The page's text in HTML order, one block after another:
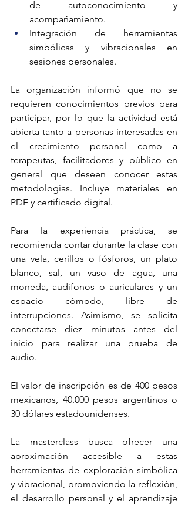
de autoconocimiento y
acompañamiento.
Integración de herramientas
simbólicas y vibracionales en
sesiones personales.
La organización informó que no se
requieren conocimientos previos para
participar, por lo que la actividad está
abierta tanto a personas interesadas en
el crecimiento personal como a
terapeutas, facilitadores y público en
general que deseen conocer estas
metodologías. Incluye materiales en
PDF y certificado digital.
Para la experiencia práctica, se
recomienda contar durante la clase con
una vela, cerillos o fósforos, un plato
blanco, sal, un vaso de agua, una
moneda, audífonos o auriculares y un
espacio cómodo, libre de
interrupciones. Asimismo, se solicita
conectarse diez minutos antes del
inicio para realizar una prueba de
audio.
El valor de inscripción es de 400 pesos
mexicanos, 40.000 pesos argentinos o
30 dólares estadounidenses.
La masterclass busca ofrecer una
aproximación accesible a estas
herramientas de exploración simbólica
y vibracional, promoviendo la reflexión,
el desarrollo personal y el aprendizaje